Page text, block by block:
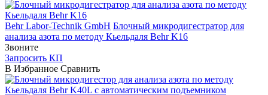
Behr Labor-Technik GmbH Блочный микродигестратор для
анализа азота по методу Кьельдаля Behr K16
Звоните
Запросить КП
В Избранное Сравнить